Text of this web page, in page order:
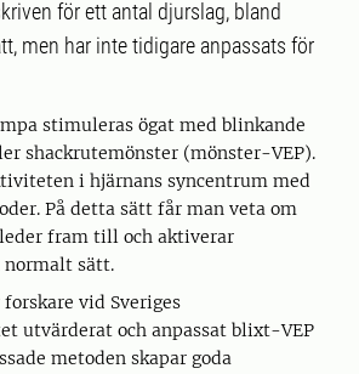
för ett antal djurslag, bland
men har inte tidigare anpassats för
stimuleras ögat med blinkande
shackrutemönster (mönster-VEP).
i hjärnans syncentrum med
På detta sätt får man veta om
fram till och aktiverar
normalt sätt.
vid Sveriges
utvärderat och anpassat blixt-VEP
metoden skapar goda